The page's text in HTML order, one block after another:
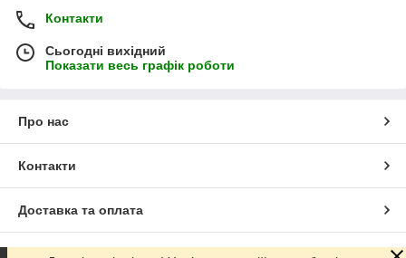
Контакти
Сьогодні вихідний
Показати весь графік роботи
Про нас
Контакти
Доставка та оплата
Графік роботи